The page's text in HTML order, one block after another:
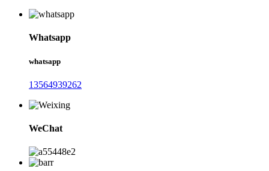
Whatsapp
whatsapp
13564939262
WeChat